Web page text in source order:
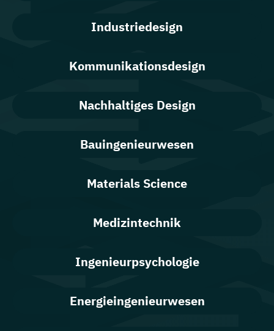
Industriedesign
Kommunikationsdesign
Nachhaltiges Design
Bauingenieurwesen
Materials Science
Medizintechnik
Ingenieurpsychologie
Energieingenieurwesen